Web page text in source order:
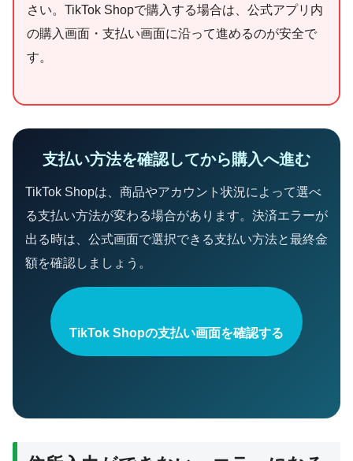
さい。TikTok Shopで購入する場合は、公式アプリ内
の購入画面・支払い画面に沿って進めるのが安全で
す。
支払い方法を確認してから購入へ進む
TikTok Shopは、商品やアカウント状況によって選べ
る支払い方法が変わる場合があります。決済エラーが
出る時は、公式画面で選択できる支払い方法と最終金
額を確認しましょう。
TikTok Shopの支払い画面を確認する